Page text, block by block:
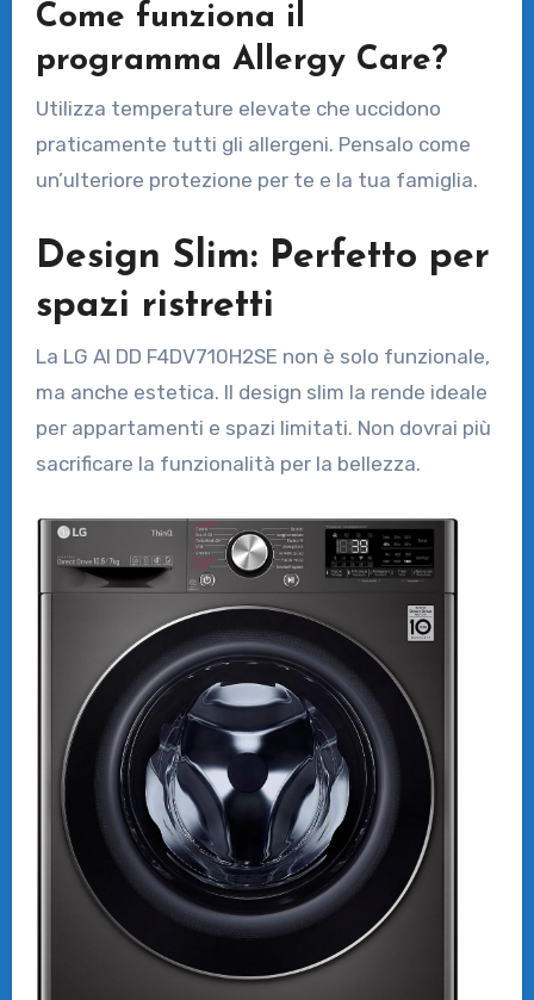
Come funziona il
programma Allergy Care?
Utilizza temperature elevate che uccidono
praticamente tutti gli allergeni. Pensalo come
un’ulteriore protezione per te e la tua famiglia.
Design Slim: Perfetto per
spazi ristretti
La LG AI DD F4DV710H2SE non è solo funzionale,
ma anche estetica. Il design slim la rende ideale
per appartamenti e spazi limitati. Non dovrai più
sacrificare la funzionalità per la bellezza.